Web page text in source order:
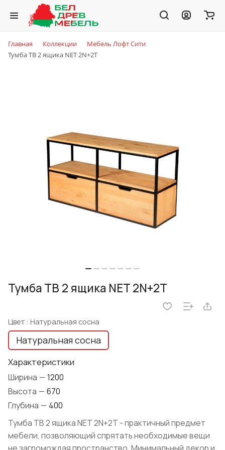
Главная Коллекции
Мебель Лофт Сити
Тумба ТВ 2 ящика NET 2N+2T
Тумба ТВ 2 ящика NET 2N+2T
Цвет : Натуральная сосна
Натуральная сосна
Характеристики
Ширина — 1200
Высота — 670
Глубина — 400
Тумба ТВ 2 ящика NET 2N+2T - практичный предмет
мебели, позволяющий спрятать необходимые вещи